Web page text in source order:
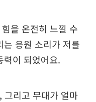
을 온전히 느낄 수
응원 소리가 저를
력이 되었어요.
그리고 무대가 얼마